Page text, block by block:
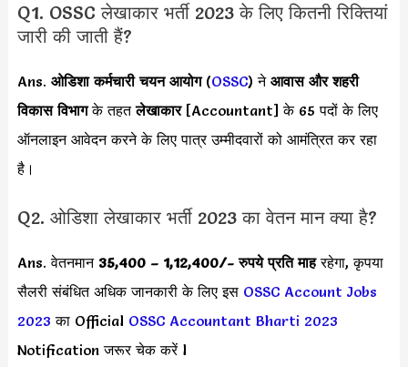
Q1. OSSC लेखाकार भर्ती 2023 के लिए कितनी रिक्तियां
जारी की जाती हैं?
Ans. ओडिशा कर्मचारी चयन आयोग(OSSC) ने आवास और शहरी
विकास विभागके तहतलेखाकार[Accountant] के 65 पदों के लिए
ऑनलाइन आवेदन करने के लिए पात्र उम्मीदवारों को आमंत्रित कर रहा
है।
Q2. ओडिशा लेखाकार भर्ती 2023 का वेतन मान क्या है?
Ans. वेतनमान 35,400 – 1,12,400/- रुपये प्रति माहरहेगा, कृपया
सैलरी संबंधित अधिक जानकारी के लिए इस OSSC Account Jobs
2023 का Official OSSC Accountant Bharti 2023
Notification जरूर चेक करें l